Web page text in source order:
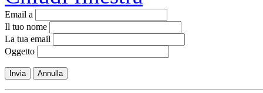
Email a
Il tuo nome
La tua email
Oggetto
Invia Annulla